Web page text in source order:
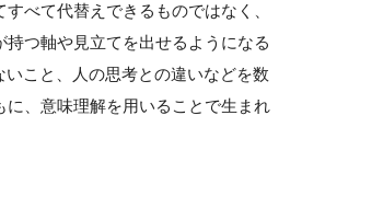
べて代替えできるものではなく、
つ軸や見立てを出せるようになる
こと、人の思考との違いなどを数
、意味理解を用いることで生まれ